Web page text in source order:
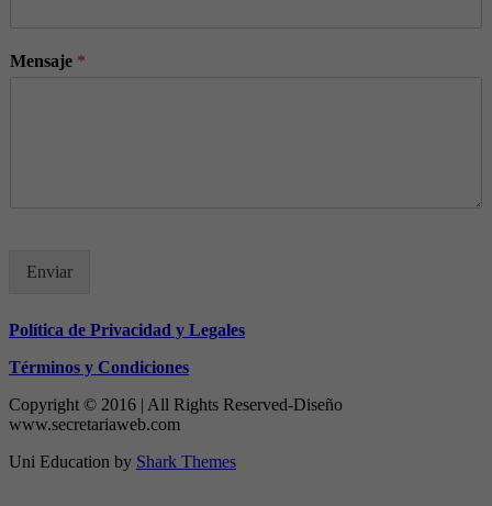
Mensaje *
Enviar
Política de Privacidad y Legales
Términos y Condiciones
Copyright © 2016 | All Rights Reserved-Diseño
www.secretariaweb.com
Uni Education by Shark Themes